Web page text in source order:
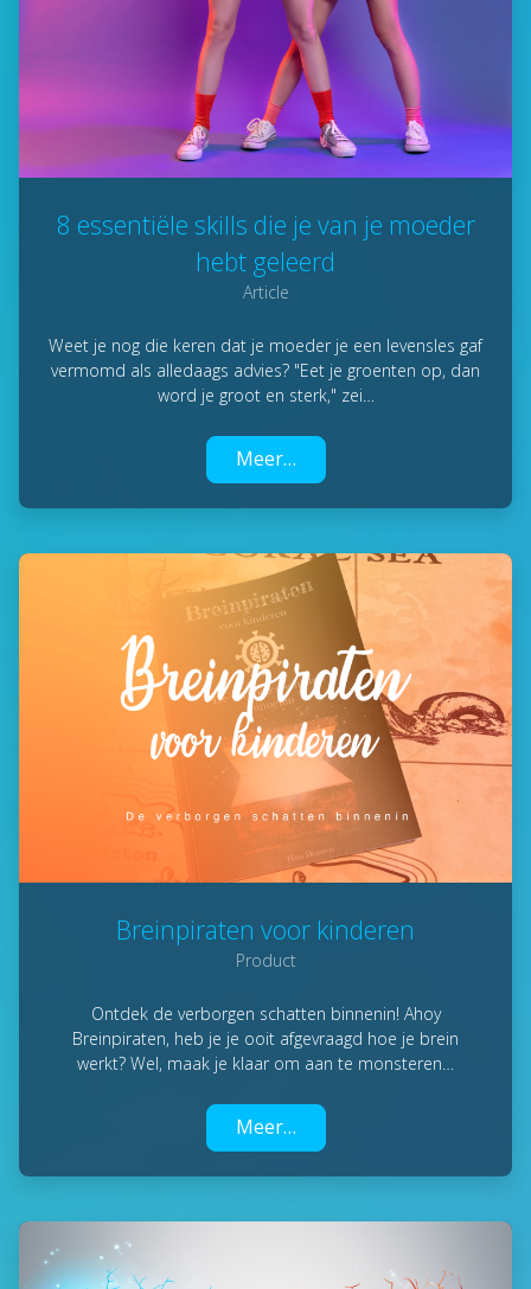
8 essentiële skills die je van je moeder
hebt geleerd
Article
Weet je nog die keren dat je moeder je een levensles gaf
vermomd als alledaags advies? "Eet je groenten op, dan
word je groot en sterk," zei…
Meer…
Breinpiraten voor kinderen
Product
Ontdek de verborgen schatten binnenin! Ahoy
Breinpiraten, heb je je ooit afgevraagd hoe je brein
werkt? Wel, maak je klaar om aan te monsteren…
Meer…